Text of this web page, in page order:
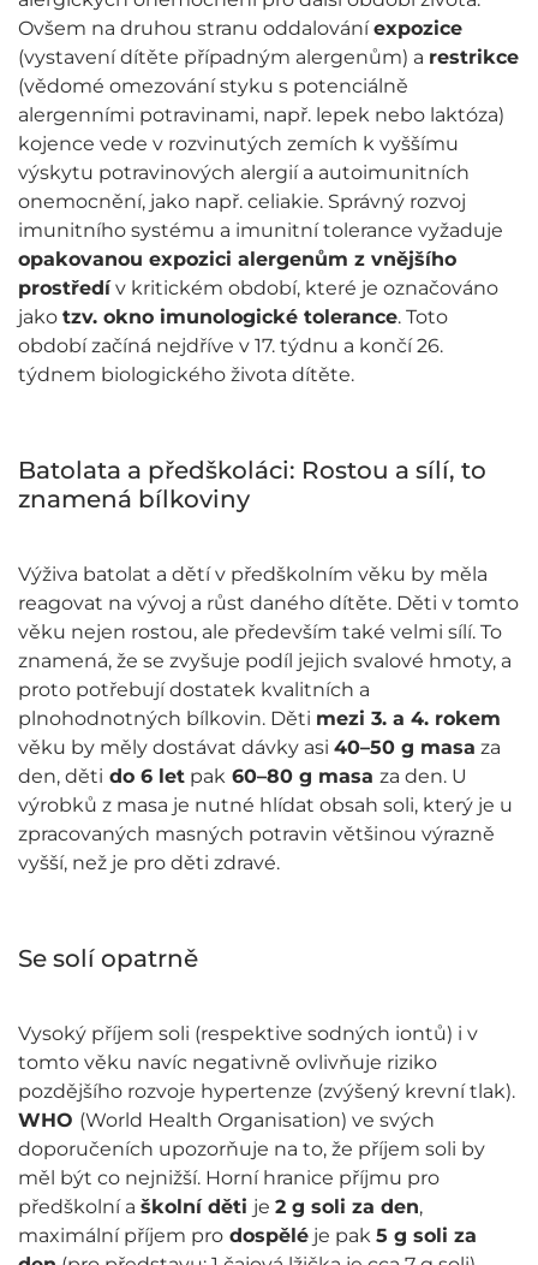
Ovšem na druhou stranu oddalováníexpozice
(vystavení dítěte případným alergenům) a restrikce
(vědomé omezování styku s potenciálně
alergenními potravinami, např. lepek nebo laktóza)
kojence vede v rozvinutých zemích k vyššímu
výskytu potravinových alergií a autoimunitních
onemocnění, jako např. celiakie. Správný rozvoj
imunitního systému a imunitní tolerance vyžaduje
opakovanou expozici alergenům z vnějšího
prostředív kritickém období, které je označováno
jako tzv. okno imunologické tolerance. Toto
období začíná nejdříve v 17. týdnu a končí 26.
týdnem biologického života dítěte.
Batolata a předškoláci: Rostou a sílí, to
znamená bílkoviny
Výživa batolat a dětí v předškolním věku by měla
reagovat na vývoj a růst daného dítěte. Děti v tomto
věku nejen rostou, ale především také velmi sílí. To
znamená, že se zvyšuje podíl jejich svalové hmoty, a
proto potřebují dostatek kvalitních a
plnohodnotných bílkovin. Děti mezi 3. a 4. rokem
věku by měly dostávat dávky asi 40–50 g masa za
den, děti do 6 let pak 60–80 g masa za den. U
výrobků z masa je nutné hlídat obsah soli, který je u
zpracovaných masných potravin většinou výrazně
vyšší, než je pro děti zdravé.
Se solí opatrně
Vysoký příjem soli (respektive sodných iontů) i v
tomto věku navíc negativně ovlivňuje riziko
pozdějšího rozvoje hypertenze (zvýšený krevní tlak).
WHO (World Health Organisation) ve svých
doporučeních upozorňuje na to, že příjem soli by
měl být co nejnižší. Horní hranice příjmu pro
předškolní a školní děti je 2 g soli za den,
maximální příjem pro dospělé je pak 5 g soli za